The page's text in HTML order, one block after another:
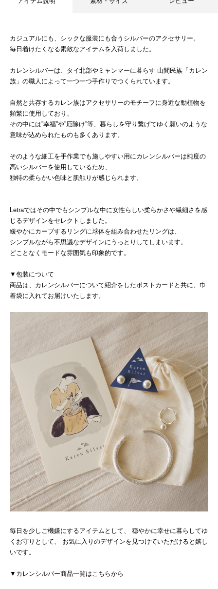
カジュアルにも、シックな服装にも合うシルバーのアクセサリー。
毎日着けたくなる素敵なアイテムを入荷しました。
カレンシルバーは、タイ北部やミャンマーに暮らす 山間民族「カレン
族」の職人によって一つ一つ手作りでつくられています。
自然と共存するカレン族はアクセサリーのモチーフに身近な動植物を
頻繁に使用しており、
その中には”幸福”や”厄除け”等、暮らしを守り繋げてゆく願いのような
意味が込められたものも多くあります。
そのような細工を手作業でも施しやすい用にカレンシルバーは純度の
高いシルバーを使用しているため、
独特の柔らかい色味と肌触りが感じられます。
Letraではその中でもシンプルな中に女性らしい柔らかさや繊細さを感
じるデザインをセレクトしました。
緩やかにカーブするリングに球体を組み合わせたリングは、
シンプルながら不思議なデザインにうっとりしてしまいます。
どことなくモードな雰囲気も印象的です。
▼包装について
商品は、カレンシルバーについて紹介をしたポストカードと共に、巾
着袋に入れてお届けいたします。
毎日を少しご機嫌にするアイテムとして、 穏やかに幸せに暮らしてゆ
くお守りとして、 お気に入りのデザインを見つけていただけると嬉し
いです。
▼カレンシルバー商品一覧はこちらから